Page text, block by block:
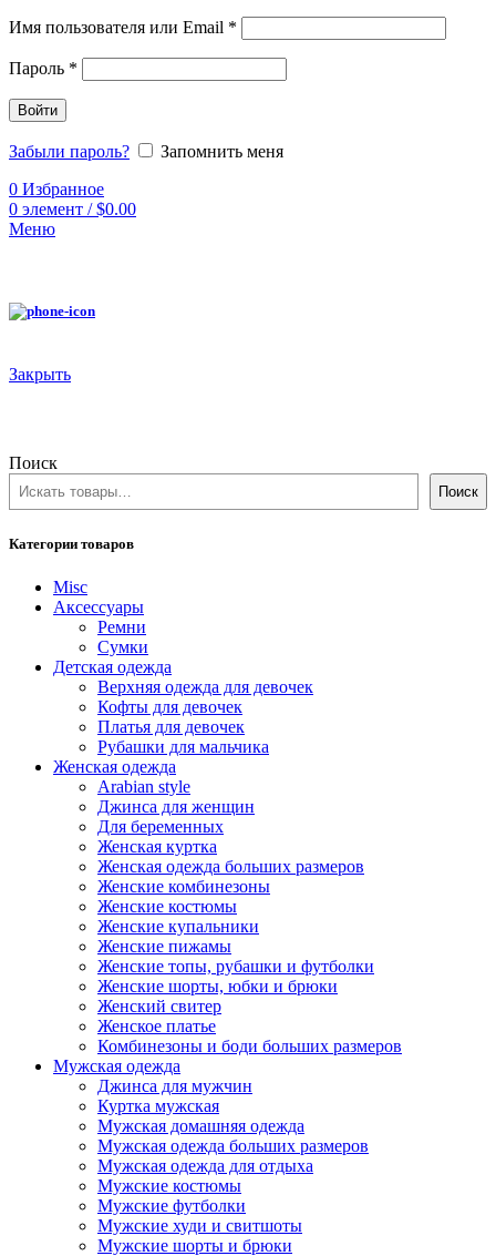
Имя пользователя или Email *
Пароль *
Войти
Забыли пароль?
Запомнить меня
0 Избранное
0 элемент / $0.00
Меню
Закрыть
Поиск
Поиск
Категории товаров
Misc
Аксессуары
Ремни
Сумки
Детская одежда
Верхняя одежда для девочек
Кофты для девочек
Платья для девочек
Рубашки для мальчика
Женская одежда
Arabian style
Джинса для женщин
Для беременных
Женская куртка
Женская одежда больших размеров
Женские комбинезоны
Женские костюмы
Женские купальники
Женские пижамы
Женские топы, рубашки и футболки
Женские шорты, юбки и брюки
Женский свитер
Женское платье
Комбинезоны и боди больших размеров
Мужская одежда
Джинса для мужчин
Куртка мужская
Мужская домашняя одежда
Мужская одежда больших размеров
Мужская одежда для отдыха
Мужские костюмы
Мужские футболки
Мужские худи и свитшоты
Мужские шорты и брюки